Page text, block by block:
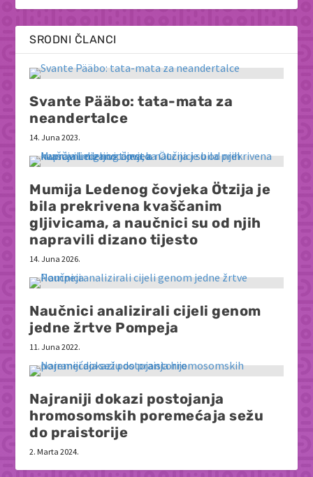
SRODNI ČLANCI
Svante Pääbo: tata-mata za
neandertalce
14. Juna 2023.
Mumija Ledenog čovjeka Ötzija je
bila prekrivena kvaščanim
gljivicama, a naučnici su od njih
napravili dizano tijesto
14. Juna 2026.
Naučnici analizirali cijeli genom
jedne žrtve Pompeja
11. Juna 2022.
Najraniji dokazi postojanja
hromosomskih poremećaja sežu
do praistorije
2. Marta 2024.